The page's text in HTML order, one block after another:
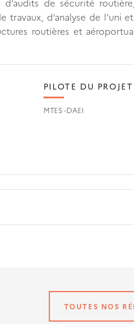
de sécurité
d’analyse de l’uni
routières et
PILOTE DU PROJET
MTES -DAEI
TOUTES NOS